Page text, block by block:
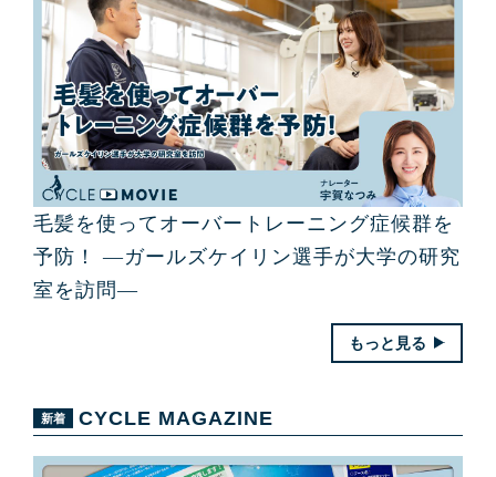
毛髪を使ってオーバートレーニング症候群を
予防！ ―ガールズケイリン選手が大学の研究
室を訪問―
もっと見る
CYCLE MAGAZINE